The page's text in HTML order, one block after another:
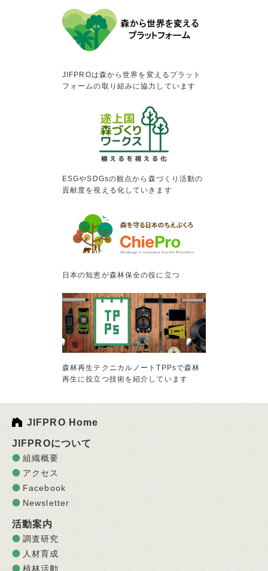
JIFPROは森から世界を変えるプラット
フォームの取り組みに協力しています
ESGやSDGsの観点から森づくり活動の
貢献度を視える化していきます
日本の知恵が森林保全の役に立つ
森林再生テクニカルノートTPPsで森林
再生に役立つ技術を紹介しています
JIFPRO Home
JIFPROについて
組織概要
アクセス
Facebook
Newsletter
活動案内
調査研究
人材育成
植林活動